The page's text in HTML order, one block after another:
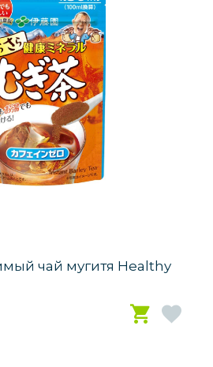
чай мугитя Healthy